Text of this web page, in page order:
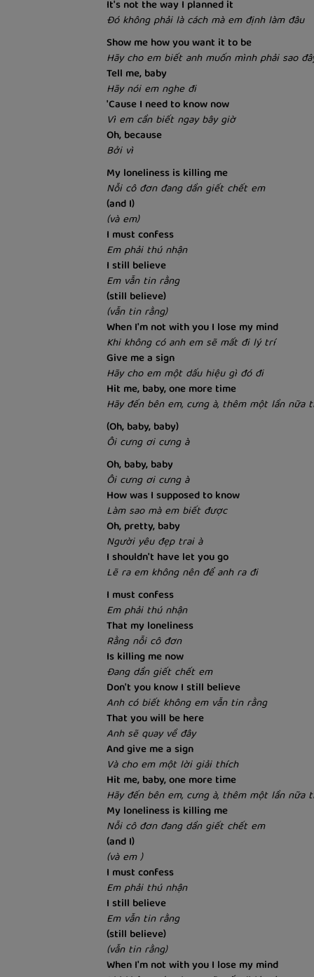
It's not the way I planned it
Đó không phải là cách mà em định làm đâu
Show me how you want it to be
Hãy cho em biết anh muốn mình phải sao
Tell me, baby
Hãy nói em nghe đi
'Cause I need to know now
Vì em cần biết ngay bây giờ
Oh, because
Bởi vì
My loneliness is killing me
Nỗi cô đơn đang dần giết chết em
(and I)
(và em)
I must confess
Em phải thú nhận
I still believe
Em vẫn tin rằng
(still believe)
(vẫn tin rằng)
When I'm not with you I lose my mind
Khi không có anh em sẽ mất đi lý trí
Give me a sign
Hãy cho em một dấu hiệu gì đó đi
Hit me, baby, one more time
Hãy đến bên em, cưng à, thêm một lần nữa
(Oh, baby, baby)
Ôi cưng ơi cưng à
Oh, baby, baby
Ôi cưng ơi cưng à
How was I supposed to know
Làm sao mà em biết được
Oh, pretty, baby
Người yêu đẹp trai à
I shouldn't have let you go
Lẽ ra em không nên để anh ra đi
I must confess
Em phải thú nhận
That my loneliness
Rằng nỗi cô đơn
Is killing me now
Đang dần giết chết em
Don't you know I still believe
Anh có biết không em vẫn tin rằng
That you will be here
Anh sẽ quay về đây
And give me a sign
Và cho em một lời giải thích
Hit me, baby, one more time
Hãy đến bên em, cưng à, thêm một lần nữa
My loneliness is killing me
Nỗi cô đơn đang dần giết chết em
(and I)
(và em )
I must confess
Em phải thú nhận
I still believe
Em vẫn tin rằng
(still believe)
(vẫn tin rằng)
When I'm not with you I lose my mind